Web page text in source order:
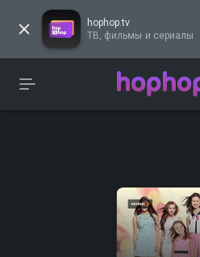
hophop.tv
ТВ, фильмы и сериалы